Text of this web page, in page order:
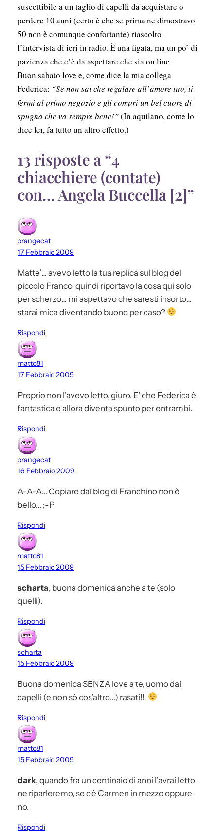
suscettibile a un taglio di capelli da acquistare o
perdere 10 anni (certo è che se prima ne dimostravo
50 non è comunque confortante) riascolto
l’intervista di ieri in radio. È una figata, ma un po’ di
pazienza che c’è da aspettare che sia on line.
Buon sabato love e, come dice la mia collega
Federica: “Se non sai che regalare all’amore tuo, ti
fermi al primo negozio e gli compri un bel cuore di
spugna che va sempre bene!”(In aquilano, come lo
dice lei, fa tutto un altro effetto.)
13 risposte a “4
chiacchiere (contate)
con… Angela Buccella [2]”
orangecat
17 Febbraio 2009
Matte’… avevo letto la tua replica sul blog del
piccolo Franco, quindi riportavo la cosa qui solo
per scherzo… mi aspettavo che saresti insorto…
starai mica diventando buono per caso?
Rispondi
matto81
17 Febbraio 2009
Proprio non l’avevo letto, giuro. E’ che Federica è
fantastica e allora diventa spunto per entrambi.
Rispondi
orangecat
16 Febbraio 2009
A-A-A… Copiare dal blog di Franchino non è
bello… ;-P
Rispondi
matto81
15 Febbraio 2009
scharta, buona domenica anche a te (solo
quelli).
Rispondi
scharta
15 Febbraio 2009
Buona domenica SENZA love a te, uomo dai
capelli (e non sò cos’altro…) rasati!!!
Rispondi
matto81
15 Febbraio 2009
dark, quando fra un centinaio di anni l’avrai letto
ne riparleremo, se c’è Carmen in mezzo oppure
no.
Rispondi